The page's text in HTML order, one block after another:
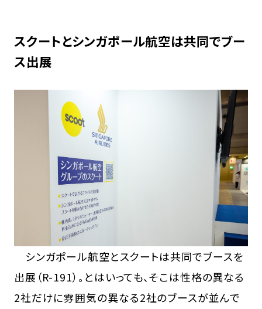
スクートとシンガポール航空は共同でブー
ス出展
シンガポール航空とスクートは共同でブースを
出展（R-191）。とはいっても、そこは性格の異なる
2社だけに雰囲気の異なる2社のブースが並んで